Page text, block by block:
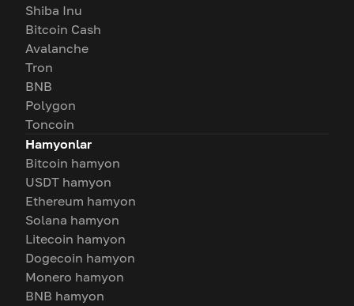
Shiba Inu
Bitcoin Cash
Avalanche
Tron
BNB
Polygon
Toncoin
Hamyonlar
Bitcoin hamyon
USDT hamyon
Ethereum hamyon
Solana hamyon
Litecoin hamyon
Dogecoin hamyon
Monero hamyon
BNB hamyon